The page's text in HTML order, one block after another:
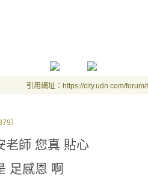
引用網址：https://city.udn.com/
）
老師 您真 貼心
足感恩 啊